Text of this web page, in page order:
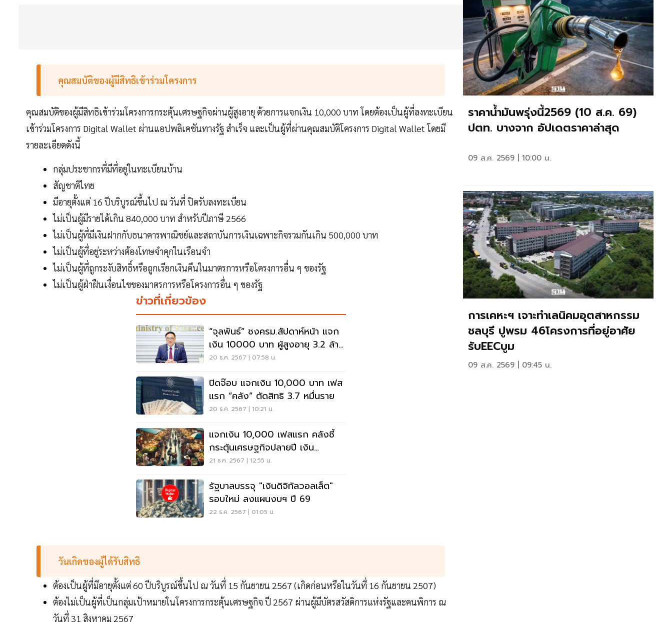
คุณสมบัติของผู้มีสิทธิเข้าร่วมโครงการ
คุณสมบัติของผู้มีสิทธิเข้าร่วมโครงการกระตุ้นเศรษฐกิจผ่านผู้สูงอายุ ด้วยการแจกเงิน 10,000 บาท โดยต้องเป็นผู้ที่ลงทะเบียน
เข้าร่วมโครงการ Digital Wallet ผ่านแอปพลิเคชันทางรัฐ สำเร็จ และเป็นผู้ที่ผ่านคุณสมบัติโครงการ Digital Wallet โดยมี
รายละเอียดดังนี้
กลุ่มประชากรที่มีที่อยู่ในทะเบียนบ้าน
สัญชาติไทย
มีอายุตั้งแต่ 16 ปีบริบูรณ์ขึ้นไป ณ วันที่ ปิดรับลงทะเบียน
ไม่เป็นผู้มีรายได้เกิน 840,000 บาท สำหรับปีภาษี 2566
ไม่เป็นผู้ที่มีเงินฝากกับธนาคารพาณิชย์และสถาบันการเงินเฉพาะกิจรวมกันเกิน 500,000 บาท
ไม่เป็นผู้ที่อยู่ระหว่างต้องโทษจำคุกในเรือนจำ
ไม่เป็นผู้ที่ถูกระงับสิทธิ์หรือถูกเรียกเงินคืนในมาตรการหรือโครงการอื่น ๆ ของรัฐ
ไม่เป็นผู้ฝ่าฝืนเงื่อนไขของมาตรการหรือโครงการอื่น ๆ ของรัฐ
ข่าวที่เกี่ยวข้อง
“จุลพันธ์” ชงครม.สัปดาห์หน้า แจก
เงิน 10000 บาท ผู้สูงอายุ 3.2 ล้าน
คน
20 ธ.ค. 2567 | 07:58 น.
ปิดจ๊อบ แจกเงิน 10,000 บาท เฟส
แรก “คลัง” ตัดสิทธิ 3.7 หมื่นราย
20 ธ.ค. 2567 | 10:21 น.
แจกเงิน 10,000 เฟสแรก คลังชี้
กระตุ้นเศรษฐกิจปลายปี เงิน
หมุนเวียน 1.4 แสนล้าน
21 ธ.ค. 2567 | 12:55 น.
รัฐบาลบรรจุ "เงินดิจิทัลวอลเล็ต"
รอบใหม่ ลงแผนงบฯ ปี 69
22 ธ.ค. 2567 | 01:05 น.
วันเกิดของผู้ได้รับสิทธิ
ต้องเป็นผู้ที่มีอายุตั้งแต่ 60 ปีบริบูรณ์ขึ้นไป ณ วันที่ 15 กันยายน 2567 (เกิดก่อนหรือในวันที่ 16 กันยายน 2507)
ต้องไม่เป็นผู้ที่เป็นกลุ่มเป้าหมายในโครงการกระตุ้นเศรษฐกิจ ปี 2567 ผ่านผู้มีบัตรสวัสดิการแห่งรัฐและคนพิการ ณ
วันที่ 31 สิงหาคม 2567
ราคาน้ำมันพรุ่งนี้2569 (10 ส.ค. 69)
ปตท. บางจาก อัปเดตราคาล่าสุด
09 ส.ค. 2569 | 10:00 น.
การเคหะฯ เจาะทำเลนิคมอุตสาหกรรม
ชลบุรี ปูพรม 46โครงการที่อยู่อาศัย
รับEECบูม
09 ส.ค. 2569 | 09:45 น.